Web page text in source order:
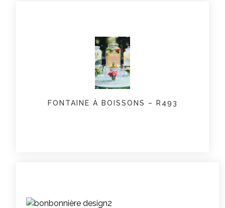
FONTAINE À BOISSONS – R493